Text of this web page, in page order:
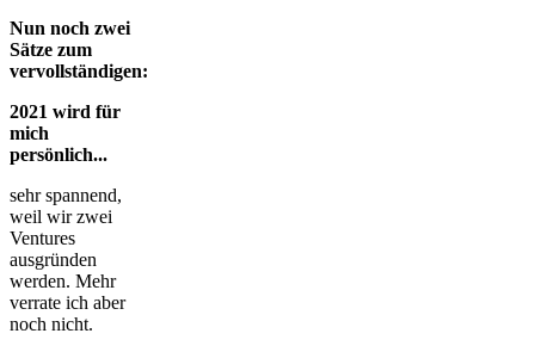
Nun noch zwei
Sätze zum
vervollständigen:
2021 wird für
mich
persönlich...
sehr spannend,
weil wir zwei
Ventures
ausgründen
werden. Mehr
verrate ich aber
noch nicht.